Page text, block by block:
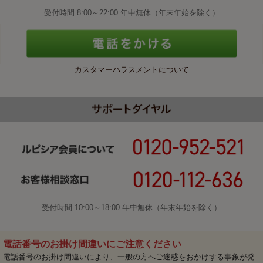
受付時間 8:00～22:00 年中無休（年末年始を除く）
カスタマーハラスメントについて
受付時間 10:00～18:00 年中無休（年末年始を除く）
電話番号のお掛け間違いにご注意ください
電話番号のお掛け間違いにより、一般の方へご迷惑をおかけする事象が発